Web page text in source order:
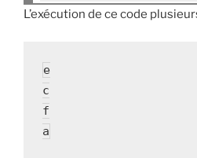
L’exécution de ce code
e
c
f
a